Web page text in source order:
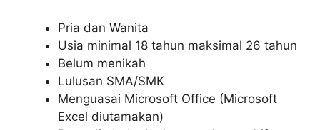
Pria dan Wanita
Usia minimal 18 tahun maksimal 26 tahun
Belum menikah
Lulusan SMA/SMK
Menguasai Microsoft Office (Microsoft
Excel diutamakan)